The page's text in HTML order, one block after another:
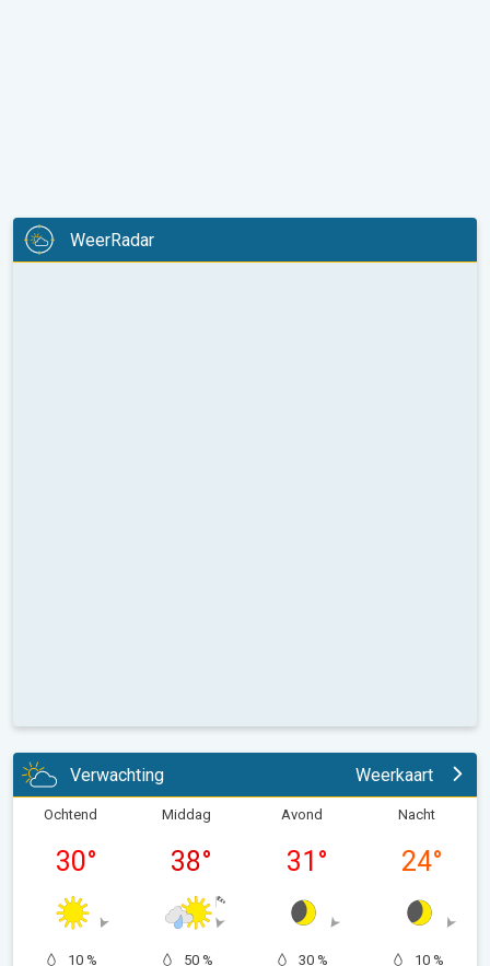
WeerRadar
Verwachting Weerkaart
Ochtend
30°
10 %
Middag
38°
50 %
Avond
31 °
30 %
Nacht
24°
10 %